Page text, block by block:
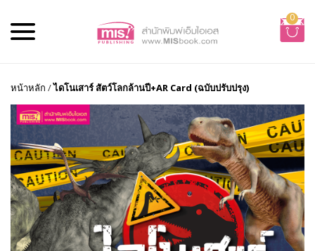
0
หน้าหลัก /ไดโนเสาร์ สัตว์โลกล้านปี+AR Card (ฉบับปรับปรุง)